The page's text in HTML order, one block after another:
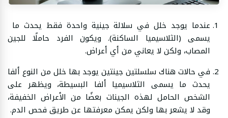
عندما يوجد خلل في سلالة جينية واحدة فقط يحدث ما
يسمى (الثلاسيميا الساكنة). ويكون الفرد حاملًا للجين
المصاب، ولكن لا يعاني من أي أعراض.
في حالات هناك سلسلتين جينتين يوجد بها خلل من النوع ألفا
يحدث ما يسمى الثلاسيميا ألفا البسيطة، ويظهر على
الشخص الحامل لهذه الجينات بعضًا من الأعراض الخفيفة،
وقد لا يشعر بها ولكن يمكن معرفتها عن طريق فحص الدم.